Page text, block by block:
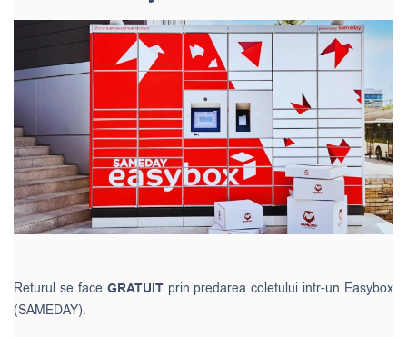
Returul se face GRATUIT prin predarea coletului intr-un Easybox
(SAMEDAY).